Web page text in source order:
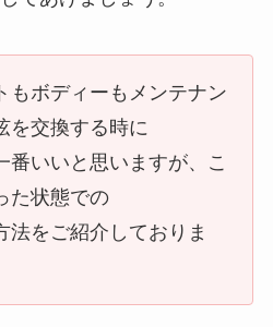
もボディーもメンテナン
を交換する時に
番いいと思いますが、こ
た状態での
法をご紹介しておりま